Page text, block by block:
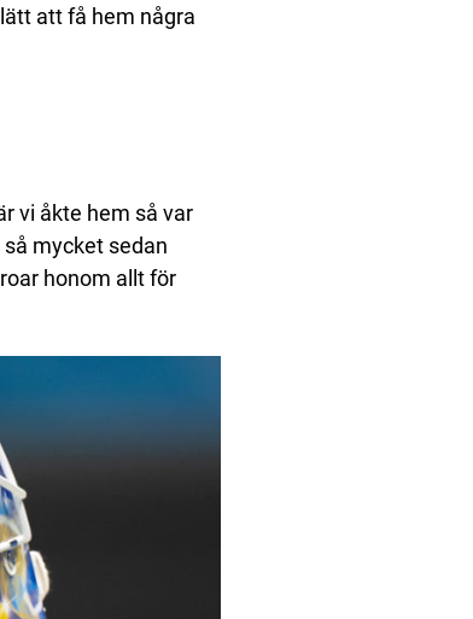
att få hem några
vi åkte hem så var
mycket sedan
honom allt för